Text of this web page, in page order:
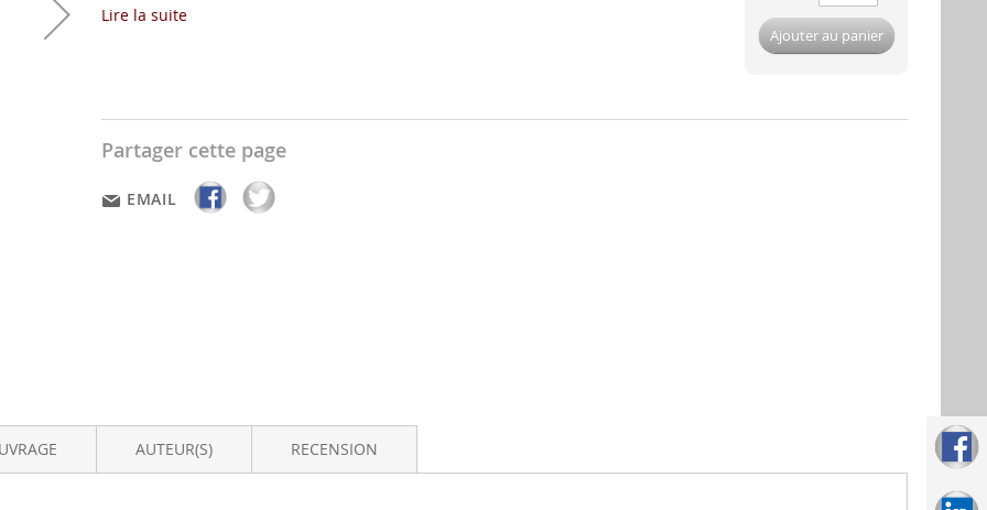
Lire la suite
Ajouter au panier
Partager cette page
EMAIL
AUTEUR(S) RECENSION